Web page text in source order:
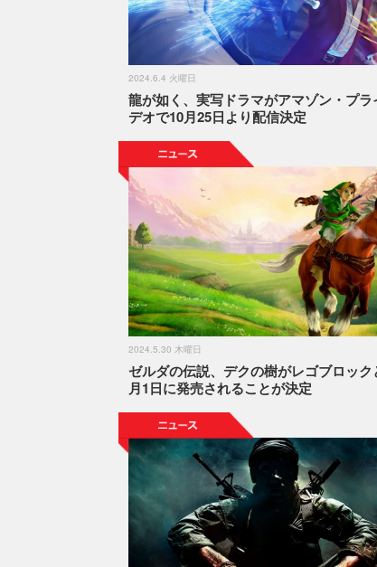
2024.6.4 火曜日
龍が如く、実写ドラマがアマゾン・プラ
デオで10月25日より配信決定
2024.5.30 木曜日
ゼルダの伝説、デクの樹がレゴブロック
月1日に発売されることが決定